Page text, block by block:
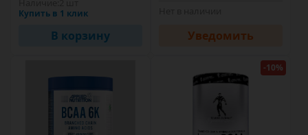
Купить в 1 клик
В корзину Уведомить
-10%